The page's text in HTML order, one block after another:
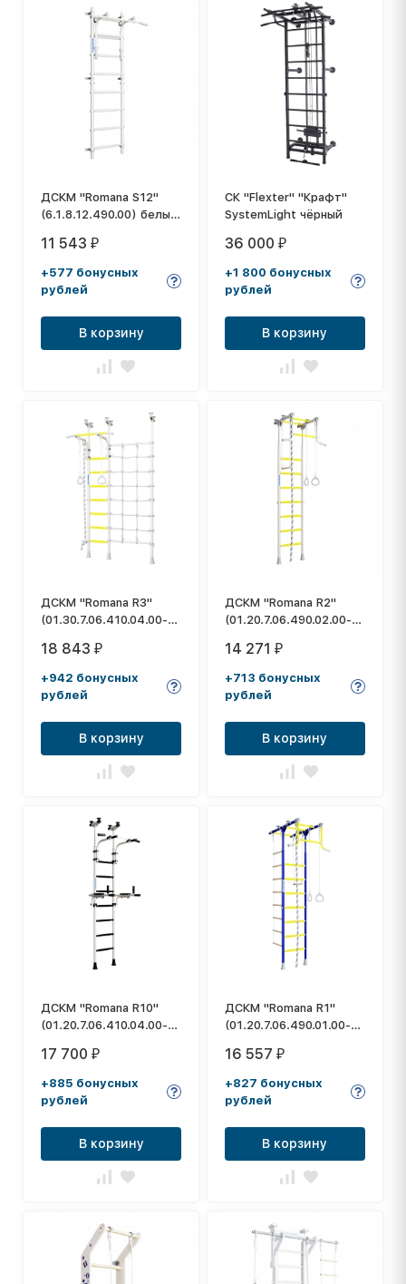
ДСКМ "Romana S12"
(6.1.8.12.490.00) белый
11 543₽
+577 бонусных
рублей
В корзину
СК "Flexter" "Крафт"
SystemLight чёрный
36 000₽
+1 800 бонусных
рублей
В корзину
ДСКМ "Romana R3"
(01.30.7.06.410.04.00-
18 843₽
+942 бонусных
рублей
В корзину
ДСКМ "Romana R2"
(01.20.7.06.490.02.00-
14 271₽
+713 бонусных
рублей
В корзину
ДСКМ "Romana R10"
(01.20.7.06.410.04.00-
золото
17 700₽
+885 бонусных
рублей
В корзину
ДСКМ "Romana R1"
(01.20.7.06.490.01.00-
16 557₽
+827 бонусных
рублей
В корзину